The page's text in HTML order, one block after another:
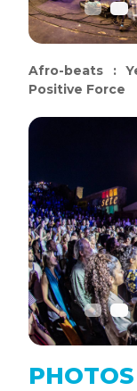
Afro-beats :
Positive Force
Previous